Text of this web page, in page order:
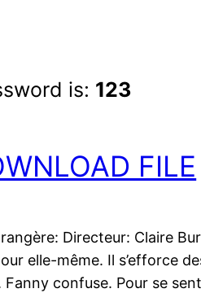
is: 123
FILE
Directeur: Claire
elle-même. Il s’efforce
Fanny confuse. Pour se